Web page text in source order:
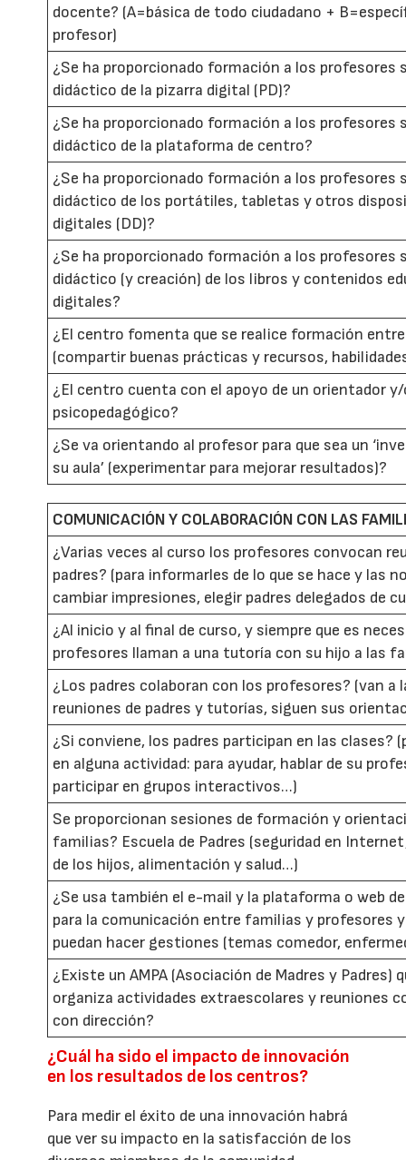
docente? (A=básica de todo ciudadano +
profesor)
¿Se ha proporcionado formación a los profesores
didáctico de la pizarra digital (PD)?
¿Se ha proporcionado formación a los profesores
didáctico de la plataforma de centro?
¿Se ha proporcionado formación a los profesores
didáctico de los portátiles, tabletas y otros
digitales (DD)?
¿Se ha proporcionado formación a los profesores
didáctico (y creación) de los libros y contenidos
digitales?
¿El centro fomenta que se realice formación
(compartir buenas prácticas y recursos,
¿El centro cuenta con el apoyo de un orientador
psicopedagógico?
¿Se va orientando al profesor para que sea un
su aula’ (experimentar para mejorar resultados)?
COMUNICACIÓN Y COLABORACIÓN CON LAS
¿Varias veces al curso los profesores convocan
padres? (para informarles de lo que se hace y las
cambiar impresiones, elegir padres delegados de
¿Al inicio y al final de curso, y siempre que es
profesores llaman a una tutoría con su hijo a las
¿Los padres colaboran con los profesores? (van a
reuniones de padres y tutorías, siguen sus
¿Si conviene, los padres participan en las clases?
en alguna actividad: para ayudar, hablar de su
participar en grupos interactivos…)
Se proporcionan sesiones de formación y
familias? Escuela de Padres (seguridad en
de los hijos, alimentación y salud…)
¿Se usa también el e-mail y la plataforma o web
para la comunicación entre familias y profesores y
puedan hacer gestiones (temas comedor,
¿Existe un AMPA (Asociación de Madres y Padres)
organiza actividades extraescolares y reuniones
con dirección?
¿Cuál ha sido el impacto de innovación
en los resultados de los centros?
Para medir el éxito de una innovación habrá
que ver su impacto en la satisfacción de los